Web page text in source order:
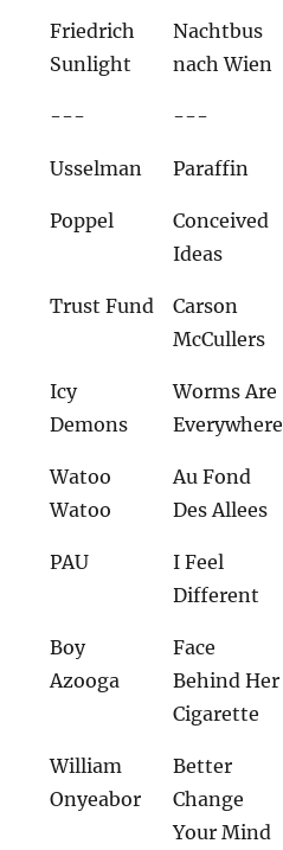
Friedrich
Sunlight
Nachtbus
nach Wien
--- ---
Usselman Paraffin
Poppel
Conceived
Ideas
Trust Fund
Carson
McCullers
Icy
Demons
Worms Are
Everywhere
Watoo
Watoo
Au Fond
Des Allees
PAU
I Feel
Different
Boy
Azooga
Face
Behind Her
Cigarette
William
Onyeabor
Better
Change
Your Mind